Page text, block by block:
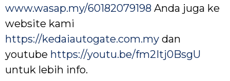
www.wasap.my/60182079198 Anda juga ke
website kami
https://kedaiautogate.com.my dan
youtube https://youtu.be/fm2Itj0BsgU
untuk lebih info.